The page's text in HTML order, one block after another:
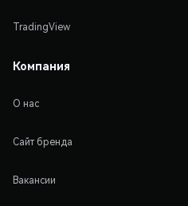
TradingView
Компания
О нас
Сайт бренда
Вакансии